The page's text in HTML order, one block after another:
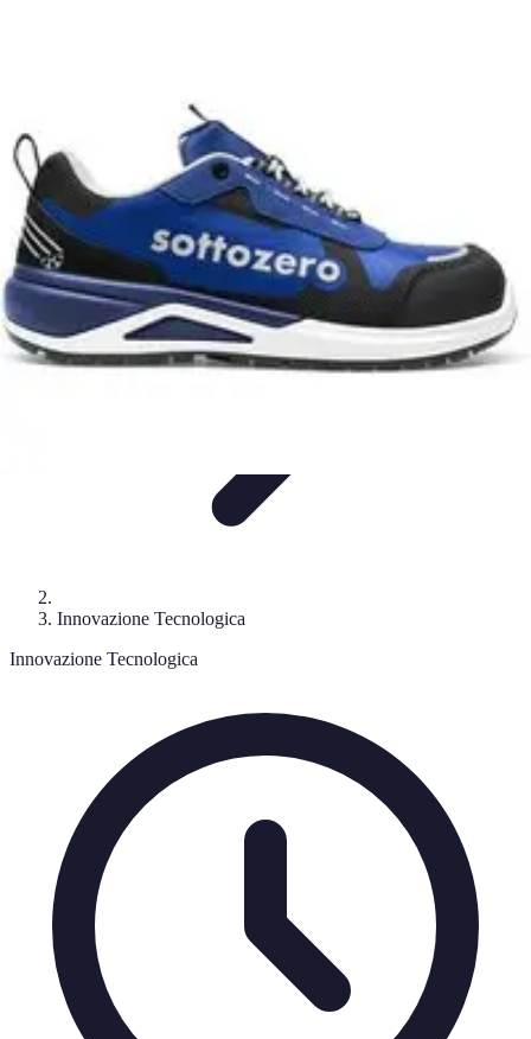
Pionieri dell'Innovazione
Innovazione Tecnologica
Innovazione Tecnologica